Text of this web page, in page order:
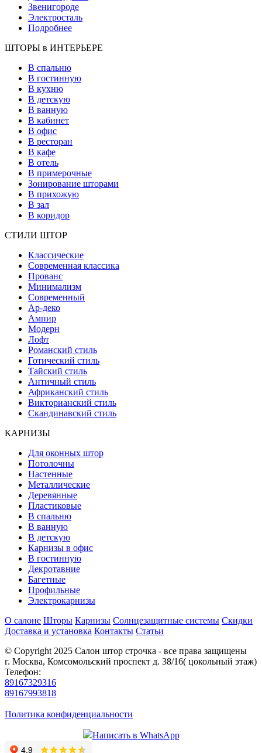
Звенигороде
Электросталь
Подробнее
ШТОРЫ в ИНТЕРЬЕРЕ
В спальню
В гостинную
В кухню
В детскую
В ванную
В кабинет
В офис
В ресторан
В кафе
В отель
В примерочные
Зонирование шторами
В прихожую
В зал
В коридор
СТИЛИ ШТОР
Классические
Современная классика
Прованс
Минимализм
Современный
Ар-деко
Ампир
Модерн
Лофт
Романский стиль
Готический стиль
Тайский стиль
Античный стиль
Африканский стиль
Викторианский стиль
Скандинавский стиль
КАРНИЗЫ
Для оконных штор
Потолочны
Настенные
Металлические
Деревянные
Пластиковые
В спальню
В ванную
В детскую
Карнизы в офис
В гостинную
Декротавние
Багетные
Профильные
Электрокарнизы
О салоне Шторы Карнизы Солнцезащитные системы Скидки
Доставка и установка Контакты Статьи
© Copyright 2025 Салон штор строчка - все права защищены
г. Москва, Комсомольский проспект д. 38/16( цокольный этаж)
Телефон:
89167329316
89167993818
Политика конфиденциальности
Написать в WhatsApp